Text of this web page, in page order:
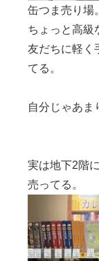
缶つま売り場。
ちょっと高級
友だちに軽く
てる。
自分じゃあま
実は地下2階
売ってる。